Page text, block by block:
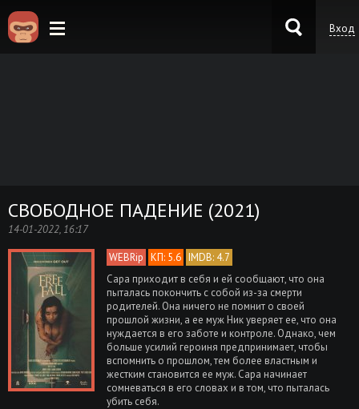
Вход
СВОБОДНОЕ ПАДЕНИЕ (2021)
14-01-2022, 16:17
WEBRip КП: 5.6 IMDB: 4.7
Сара приходит в себя и ей сообщают, что она
пыталась покончить с собой из-за смерти
родителей. Она ничего не помнит о своей
прошлой жизни, а ее муж Ник уверяет ее, что она
нуждается в его заботе и контроле. Однако, чем
больше усилий героиня предпринимает, чтобы
вспомнить о прошлом, тем более властным и
жестким становится ее муж. Сара начинает
сомневаться в его словах и в том, что пыталась
убить себя.